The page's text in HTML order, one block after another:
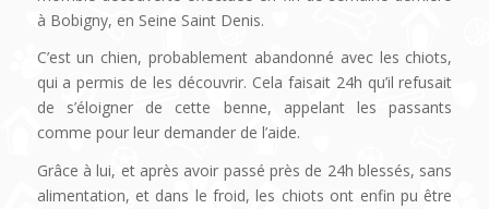
à Bobigny, en Seine Saint Denis.
C’est un chien, probablement abandonné avec les chiots,
qui a permis de les découvrir. Cela faisait 24h qu’il refusait
de s’éloigner de cette benne, appelant les passants
comme pour leur demander de l’aide.
Grâce à lui, et après avoir passé près de 24h blessés, sans
alimentation, et dans le froid, les chiots ont enfin pu être